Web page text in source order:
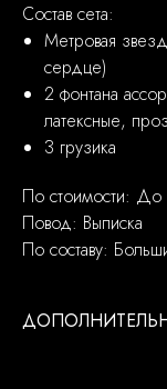
Состав сета:
Метровая
сердце)
2 фонтана
латексные,
3 грузика
По стоимости:
Повод: Выписка
По составу: